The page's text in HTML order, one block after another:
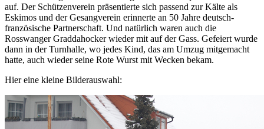
auf. Der Schützenverein präsentierte sich passend zur Kälte als
Eskimos und der Gesangverein erinnerte an 50 Jahre deutsch-
französische Partnerschaft. Und natürlich waren auch die
Rosswanger Graddahocker wieder mit auf der Gass. Gefeiert wurde
dann in der Turnhalle, wo jedes Kind, das am Umzug mitgemacht
hatte, auch wieder seine Rote Wurst mit Wecken bekam.
Hier eine kleine Bilderauswahl: